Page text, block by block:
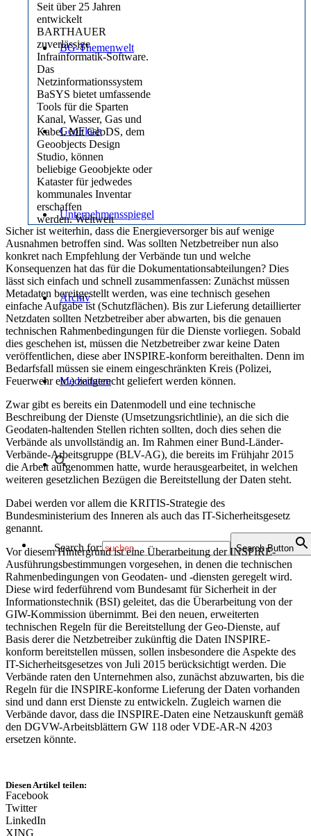
BG-Themenwelt
GeoFlash
Unternehmensspiegel
Archiv
Mediadaten
Search for: Search Button
Seit über 25 Jahren
entwickelt
BARTHAUER
zuverlässige
Infrainformatik-Software.
Das
Netzinformationssystem
BaSYS bietet umfassende
Tools für die Sparten
Kanal, Wasser, Gas und
Kabel. Mit GeoDS, dem
Geoobjects Design
Studio, können
beliebige Geoobjekte oder
Kataster für jedwedes
kommunales Inventar
erschaffen
werden. Weltweit
einzigartig lassen sich
BARTHAUER Produkte
dank
Multiplattformkonzept
investitionssichernd in alle
GIS/CAD-Systeme
integrieren.
BIL eG
BIL steht für
Bundesweites
Informationssystem zur
Leitungsrecherche. Als
Initiative deutscher
Fernleitungsnetzbetreiber
stellt BIL erstmals in
Deutschland eine
umfassende und für
Nutzer kostenfreie Online-
Leitungsauskunft in einem
Prozess bereit. BIL
verfolgt keine
kommerziellen Interessen
und steht
Leitungsbetreibern aller
Sparten offen.
GEOMAGIC GmbH
Die GEOMAGIC GmbH
ist ein internationaler IT-
Dienstleister für Anlagen-
und Netzbetreiber. Über
20 Jahre stehen wir
unseren Kunden
erfolgreich bei der
Entwicklung und
Implementierung
leistungsfähiger
Prozesslösungen für
Wegerechts sowie des
Asset Managements zur
Verfügung. Als GE-
Partner entwickeln und
Sicher ist weiterhin, dass die Energieversorger bis auf wenige
Ausnahmen betroffen sind. Was sollten Netzbetreiber nun also
konkret nach Empfehlung der Verbände tun und welche
Konsequenzen hat das für die Dokumentationsabteilungen? Dies
lässt sich einfach und schnell zusammenfassen: Zunächst müssen
Metadaten bereitgestellt werden, was eine technisch gesehen
einfache Aufgabe ist (Schutzflächen). Bis zur Lieferung detaillierter
Netzdaten sollten Netzbetreiber aber abwarten, bis die genauen
technischen Rahmenbedingungen für die Dienste vorliegen. Sobald
dies geschehen ist, müssen die Netzbetreiber zwar keine Daten
veröffentlichen, diese aber INSPIRE-konform bereithalten. Denn im
Bedarfsfall müssen sie einem eingeschränkten Kreis (Polizei,
Feuerwehr etc.) zeitgerecht geliefert werden können.
Zwar gibt es bereits ein Datenmodell und eine technische
Beschreibung der Dienste (Umsetzungsrichtlinie), an die sich die
Geodaten-haltenden Stellen richten sollten, doch dies sehen die
Verbände als unvollständig an. Im Rahmen einer Bund-Länder-
Verbände-Arbeitsgruppe (BLV-AG), die bereits im Frühjahr 2015
die Arbeit aufgenommen hatte, wurde herausgearbeitet, in welchen
weiteren gesetzlichen Bezügen die Bereitstellung der Daten steht.
Dabei werden vor allem die KRITIS-Strategie des
Bundesministerium des Inneren als auch das IT-Sicherheitsgesetz
genannt.
Vor diesem Hintergrund ist eine Überarbeitung der INSPIRE-
Ausführungsbestimmungen vorgesehen, in denen die technischen
Rahmenbedingungen von Geodaten- und -diensten geregelt wird.
Diese wird federführend vom Bundesamt für Sicherheit in der
Informationstechnik (BSI) geleitet, das die Überarbeitung von der
GIW-Kommission übernimmt. Bei den neuen, erweiterten
technischen Regeln für die Bereitstellung der Geo-Dienste, auf
Basis derer die Netzbetreiber zukünftig die Daten INSPIRE-
konform bereitstellen müssen, sollen insbesondere die Aspekte des
IT-Sicherheitsgesetzes von Juli 2015 berücksichtigt werden. Die
Verbände raten den Unternehmen also, zunächst abzuwarten, bis die
Regeln für die INSPIRE-konforme Lieferung der Daten vorhanden
sind und dann erst Dienste zu entwickeln. Zugleich warnen die
Verbände davor, dass die INSPIRE-Daten eine Netzauskunft gemäß
den DGVW-Arbeitsblättern GW 118 oder VDE-AR-N 4203
ersetzen könnte.
Diesen Artikel teilen:
Facebook
Twitter
LinkedIn
XING